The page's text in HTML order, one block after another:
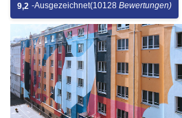
9,2 -Ausgezeichnet(10128 Bewertungen)